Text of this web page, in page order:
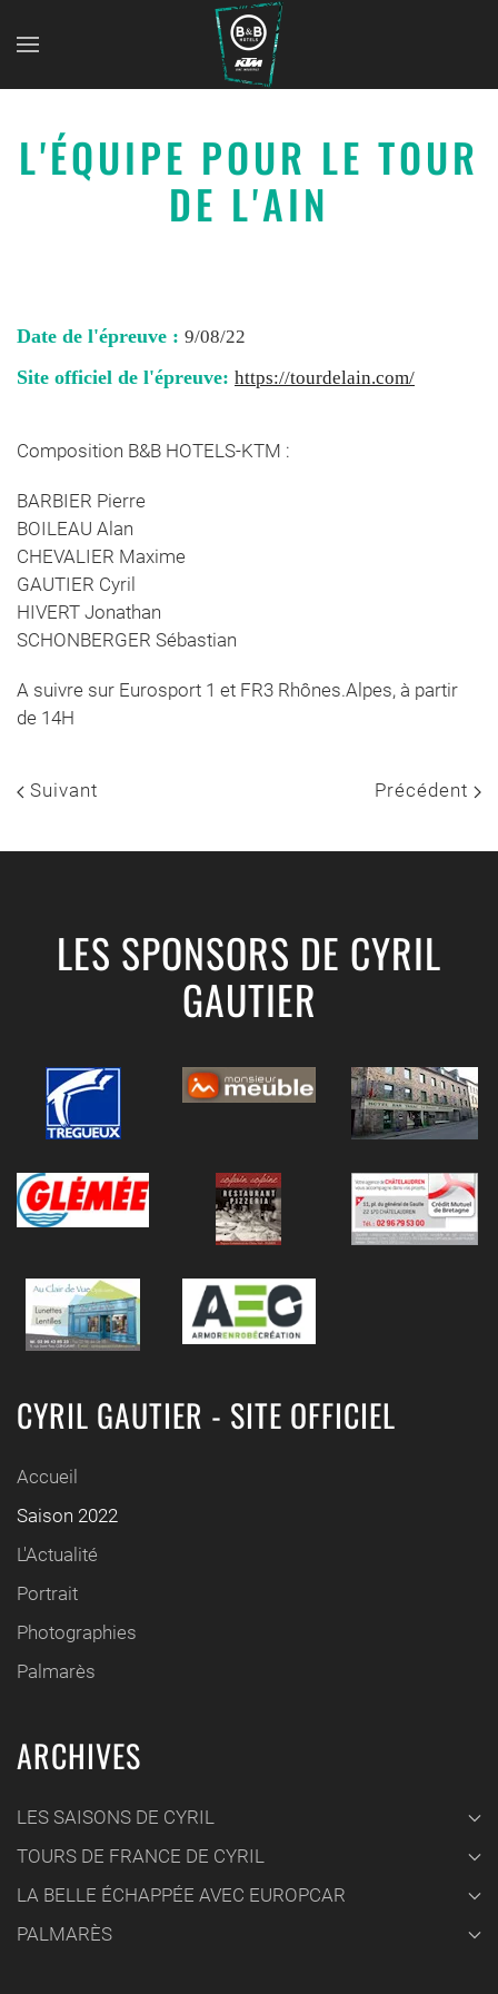
L'ÉQUIPE POUR LE TOUR
DE L'AIN
Date de l'épreuve : 9/08/22
Site officiel de l'épreuve: https://tourdelain.com/
Composition B&B HOTELS-KTM :
BARBIER Pierre
BOILEAU Alan
CHEVALIER Maxime
GAUTIER Cyril
HIVERT Jonathan
SCHONBERGER Sébastian
A suivre sur Eurosport 1 et FR3 Rhônes.Alpes, à partir
de 14H
Suivant Précédent
LES SPONSORS DE CYRIL
GAUTIER
CYRIL GAUTIER - SITE OFFICIEL
Accueil
Saison 2022
L'Actualité
Portrait
Photographies
Palmarès
ARCHIVES
LES SAISONS DE CYRIL
TOURS DE FRANCE DE CYRIL
LA BELLE ÉCHAPPÉE AVEC EUROPCAR
PALMARÈS